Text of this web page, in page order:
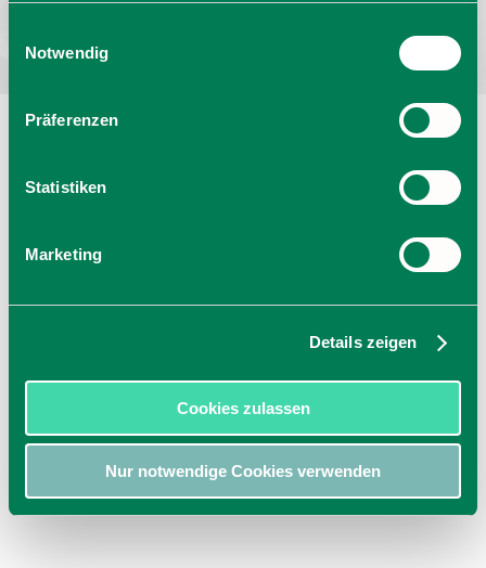
Cookies, wenn Sie unsere Webseite weiterhin nutzen.
Notwendig
Präferenzen
Statistiken
Marketing
Details zeigen
Cookies zulassen
Nur notwendige Cookies verwenden